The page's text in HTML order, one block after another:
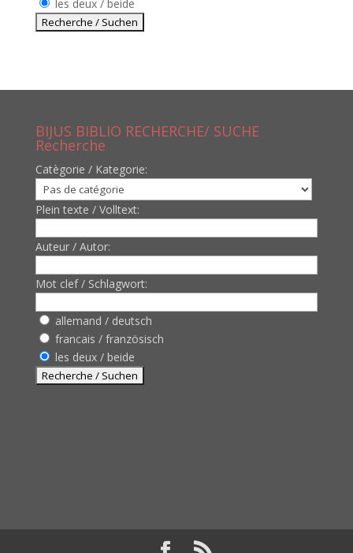
les deux / beide
BIJUS BIBLIO RECHERCHE/ SUCHE
Recherche
Catègorie / Kategorie:
Plein texte / Volltext:
Auteur / Autor:
Mot clef / Schlagwort:
allemand / deutsch
francais / französisch
les deux / beide